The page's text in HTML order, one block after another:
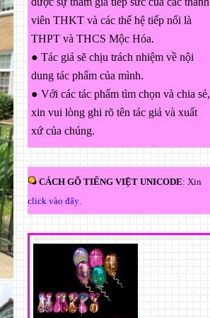
viên THKT và các thế hệ tiếp nối là
THPT và THCS Mộc Hóa.
● Tác giả sẽ chịu trách nhiệm về nội
dung tác phẩm của mình.
● Với các tác phẩm tìm chọn và chia sẻ,
xin vui lòng ghi rõ tên tác giả và xuất
xứ của chúng.
CÁCH GÕ TIẾNG VIỆT UNICODE: Xin
click vào đây